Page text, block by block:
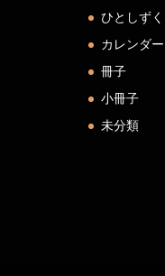
ひとしずく
カレンダー
冊子
小冊子
未分類